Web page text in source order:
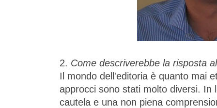
2. Come descriverebbe la risposta
Il mondo dell'editoria è quanto mai
approcci sono stati molto diversi. In
cautela e una non piena